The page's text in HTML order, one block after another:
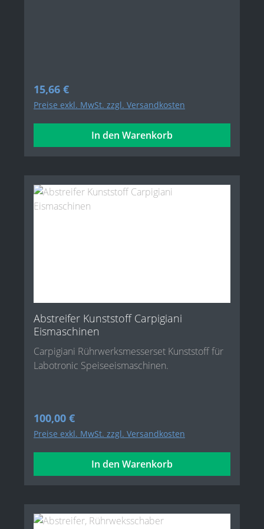
Regulärer Preis:
15,66 €
Preise exkl. MwSt. zzgl. Versandkosten
In den Warenkorb
Abstreifer Kunststoff Carpigiani
Eismaschinen
Carpigiani Rührwerksmesserset Kunststoff für
Labotronic Speiseeismaschinen.
Regulärer Preis:
100,00 €
Preise exkl. MwSt. zzgl. Versandkosten
In den Warenkorb